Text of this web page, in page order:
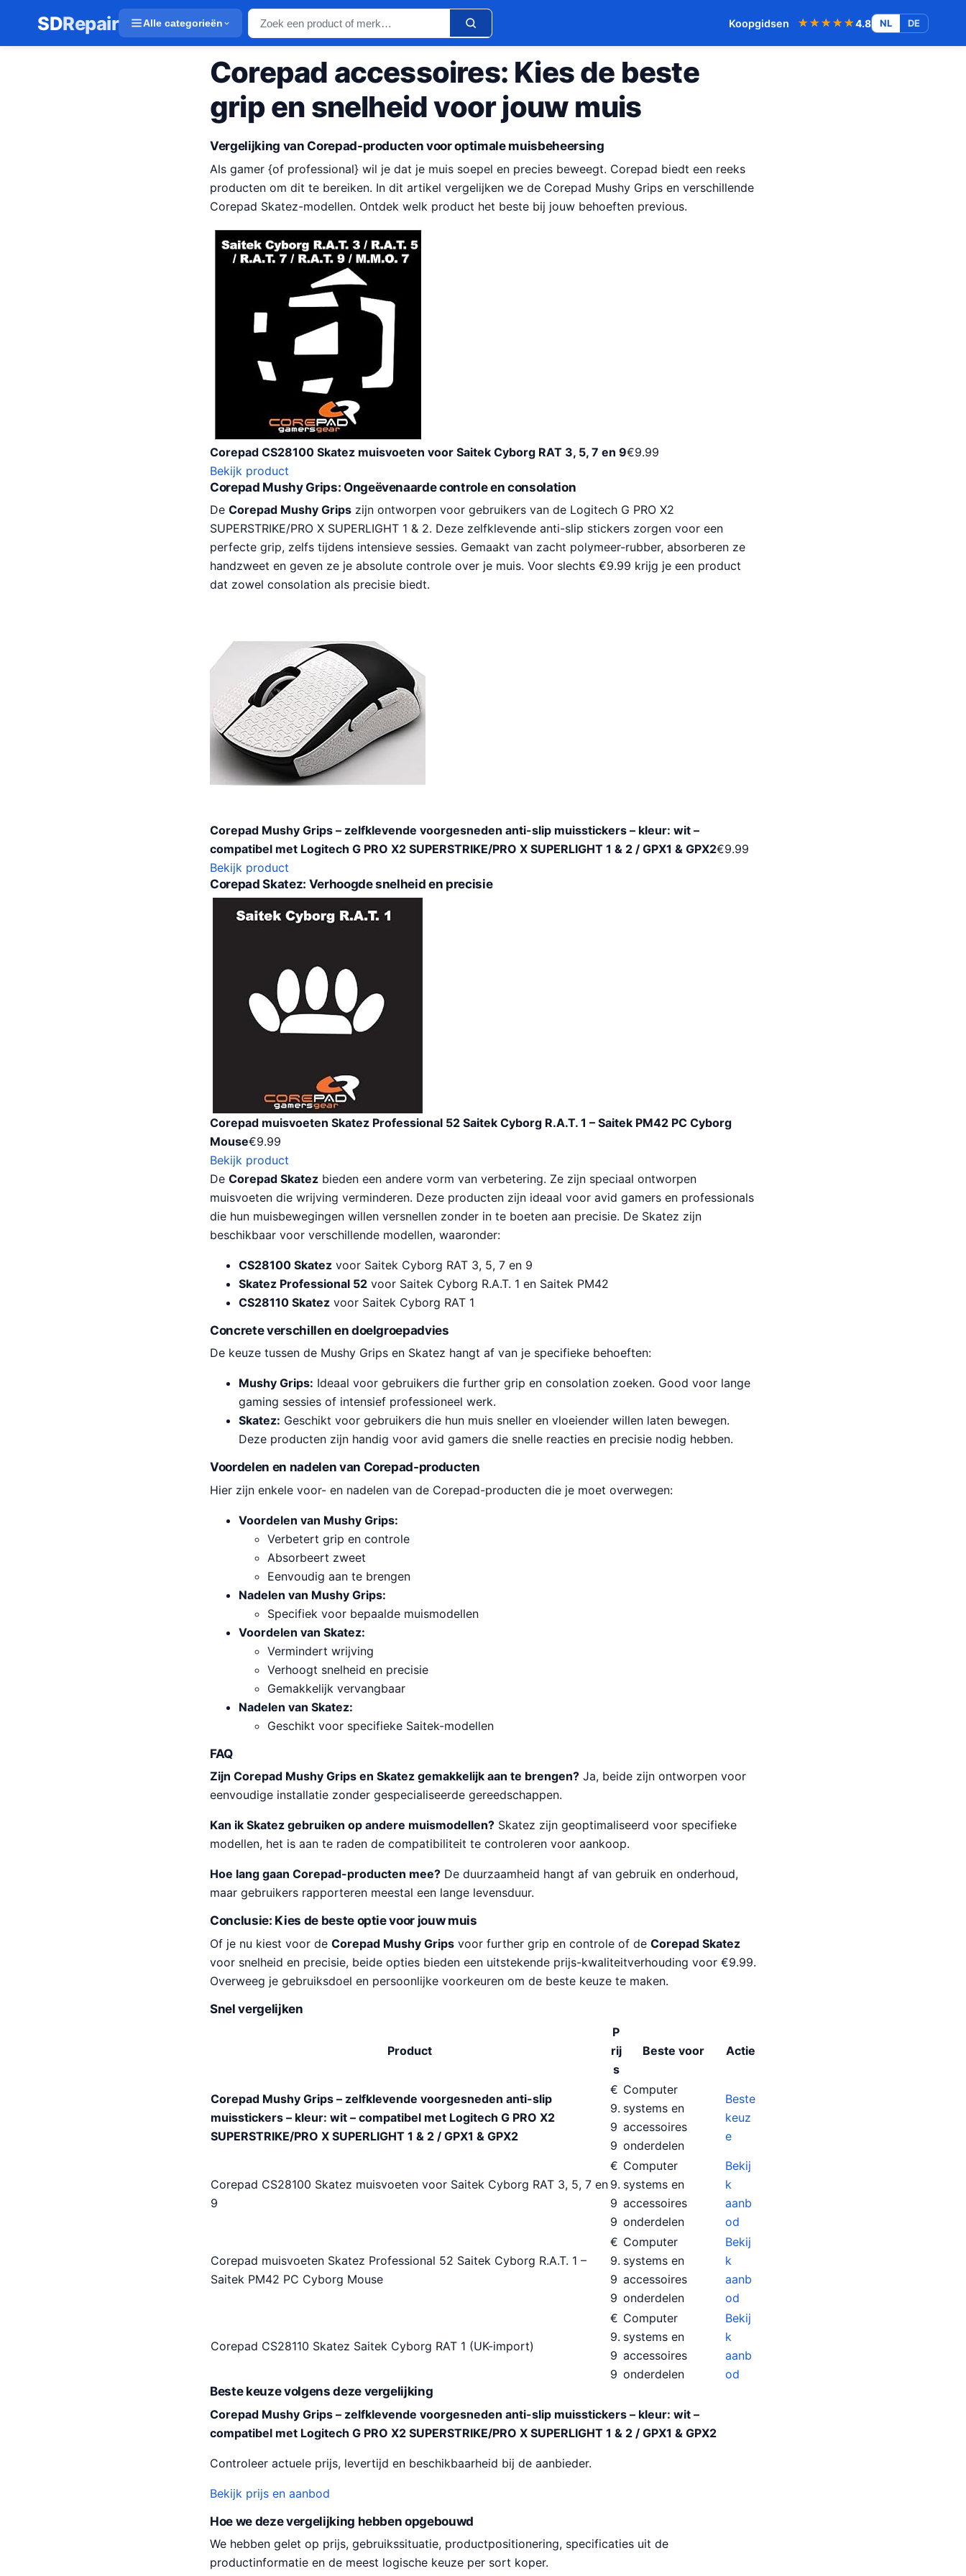
SDRepair Alle categorieën Koopgidsen ★★★★★
★★★★★4.8 NL DE
Corepad accessoires: Kies de beste
grip en snelheid voor jouw muis
Vergelijking van Corepad-producten voor optimale muisbeheersing
Als gamer {of professional} wil je dat je muis soepel en precies beweegt. Corepad biedt een reeks
producten om dit te bereiken. In dit artikel vergelijken we de Corepad Mushy Grips en verschillende
Corepad Skatez-modellen. Ontdek welk product het beste bij jouw behoeften previous.
Corepad CS28100 Skatez muisvoeten voor Saitek Cyborg RAT 3, 5, 7 en 9€9.99
Bekijk product
Corepad Mushy Grips: Ongeëvenaarde controle en consolation
De Corepad Mushy Grips zijn ontworpen voor gebruikers van de Logitech G PRO X2
SUPERSTRIKE/PRO X SUPERLIGHT 1 & 2. Deze zelfklevende anti-slip stickers zorgen voor een
perfecte grip, zelfs tijdens intensieve sessies. Gemaakt van zacht polymeer-rubber, absorberen ze
handzweet en geven ze je absolute controle over je muis. Voor slechts €9.99 krijg je een product
dat zowel consolation als precisie biedt.
Corepad Mushy Grips – zelfklevende voorgesneden anti-slip muisstickers – kleur: wit –
compatibel met Logitech G PRO X2 SUPERSTRIKE/PRO X SUPERLIGHT 1 & 2 / GPX1 & GPX2€9.99
Bekijk product
Corepad Skatez: Verhoogde snelheid en precisie
Corepad muisvoeten Skatez Professional 52 Saitek Cyborg R.A.T. 1 – Saitek PM42 PC Cyborg
Mouse€9.99
Bekijk product
De Corepad Skatez bieden een andere vorm van verbetering. Ze zijn speciaal ontworpen
muisvoeten die wrijving verminderen. Deze producten zijn ideaal voor avid gamers en professionals
die hun muisbewegingen willen versnellen zonder in te boeten aan precisie. De Skatez zijn
beschikbaar voor verschillende modellen, waaronder:
CS28100 Skatez voor Saitek Cyborg RAT 3, 5, 7 en 9
Skatez Professional 52 voor Saitek Cyborg R.A.T. 1 en Saitek PM42
CS28110 Skatez voor Saitek Cyborg RAT 1
Concrete verschillen en doelgroepadvies
De keuze tussen de Mushy Grips en Skatez hangt af van je specifieke behoeften:
Mushy Grips: Ideaal voor gebruikers die further grip en consolation zoeken. Good voor lange
gaming sessies of intensief professioneel werk.
Skatez: Geschikt voor gebruikers die hun muis sneller en vloeiender willen laten bewegen.
Deze producten zijn handig voor avid gamers die snelle reacties en precisie nodig hebben.
Voordelen en nadelen van Corepad-producten
Hier zijn enkele voor- en nadelen van de Corepad-producten die je moet overwegen:
Voordelen van Mushy Grips:
Verbetert grip en controle
Absorbeert zweet
Eenvoudig aan te brengen
Nadelen van Mushy Grips:
Specifiek voor bepaalde muismodellen
Voordelen van Skatez:
Vermindert wrijving
Verhoogt snelheid en precisie
Gemakkelijk vervangbaar
Nadelen van Skatez:
Geschikt voor specifieke Saitek-modellen
FAQ
Zijn Corepad Mushy Grips en Skatez gemakkelijk aan te brengen? Ja, beide zijn ontworpen voor
eenvoudige installatie zonder gespecialiseerde gereedschappen.
Kan ik Skatez gebruiken op andere muismodellen? Skatez zijn geoptimaliseerd voor specifieke
modellen, het is aan te raden de compatibiliteit te controleren voor aankoop.
Hoe lang gaan Corepad-producten mee? De duurzaamheid hangt af van gebruik en onderhoud,
maar gebruikers rapporteren meestal een lange levensduur.
Conclusie: Kies de beste optie voor jouw muis
Of je nu kiest voor de Corepad Mushy Grips voor further grip en controle of de Corepad Skatez
voor snelheid en precisie, beide opties bieden een uitstekende prijs-kwaliteitverhouding voor €9.99.
Overweeg je gebruiksdoel en persoonlijke voorkeuren om de beste keuze te maken.
Snel vergelijken
Product
P
rij
s
Beste voor Actie
Corepad Mushy Grips – zelfklevende voorgesneden anti-slip
muisstickers – kleur: wit – compatibel met Logitech G PRO X2
SUPERSTRIKE/PRO X SUPERLIGHT 1 & 2 / GPX1 & GPX2
€
9.
9
9
Computer
systems en
accessoires
onderdelen
Beste
keuz
e
Corepad CS28100 Skatez muisvoeten voor Saitek Cyborg RAT 3, 5, 7 en
9
€
9.
9
9
Computer
systems en
accessoires
onderdelen
Bekij
k
aanb
od
Corepad muisvoeten Skatez Professional 52 Saitek Cyborg R.A.T. 1 –
Saitek PM42 PC Cyborg Mouse
€
9.
9
9
Computer
systems en
accessoires
onderdelen
Bekij
k
aanb
od
Corepad CS28110 Skatez Saitek Cyborg RAT 1 (UK-import)
€
9.
9
9
Computer
systems en
accessoires
onderdelen
Bekij
k
aanb
od
Beste keuze volgens deze vergelijking
Corepad Mushy Grips – zelfklevende voorgesneden anti-slip muisstickers – kleur: wit –
compatibel met Logitech G PRO X2 SUPERSTRIKE/PRO X SUPERLIGHT 1 & 2 / GPX1 & GPX2
Controleer actuele prijs, levertijd en beschikbaarheid bij de aanbieder.
Bekijk prijs en aanbod
Hoe we deze vergelijking hebben opgebouwd
We hebben gelet op prijs, gebruikssituatie, productpositionering, specificaties uit de
productinformatie en de meest logische keuze per sort koper.